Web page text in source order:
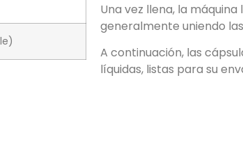
Una vez llena, la máquina
generalmente uniendo
A continuación, las
líquidas, listas para su